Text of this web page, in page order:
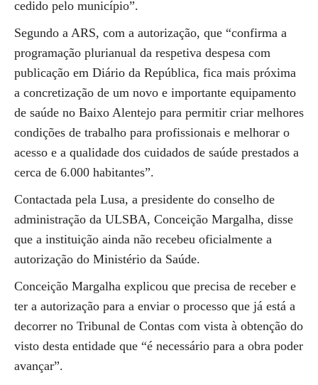
cedido pelo município”.
Segundo a ARS, com a autorização, que “confirma a
programação plurianual da respetiva despesa com
publicação em Diário da República, fica mais próxima
a concretização de um novo e importante equipamento
de saúde no Baixo Alentejo para permitir criar melhores
condições de trabalho para profissionais e melhorar o
acesso e a qualidade dos cuidados de saúde prestados a
cerca de 6.000 habitantes”.
Contactada pela Lusa, a presidente do conselho de
administração da ULSBA, Conceição Margalha, disse
que a instituição ainda não recebeu oficialmente a
autorização do Ministério da Saúde.
Conceição Margalha explicou que precisa de receber e
ter a autorização para a enviar o processo que já está a
decorrer no Tribunal de Contas com vista à obtenção do
visto desta entidade que “é necessário para a obra poder
avançar”.